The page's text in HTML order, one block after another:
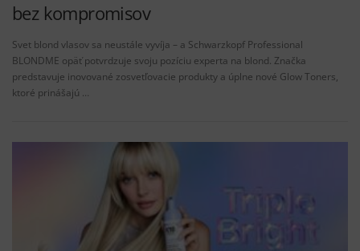
bez kompromisov
Svet blond vlasov sa neustále vyvíja – a Schwarzkopf Professional
BLONDME opäť potvrdzuje svoju pozíciu experta na blond. Značka
predstavuje inovované zosvetľovacie produkty a úplne nové Glow Toners,
ktoré prinášajú …